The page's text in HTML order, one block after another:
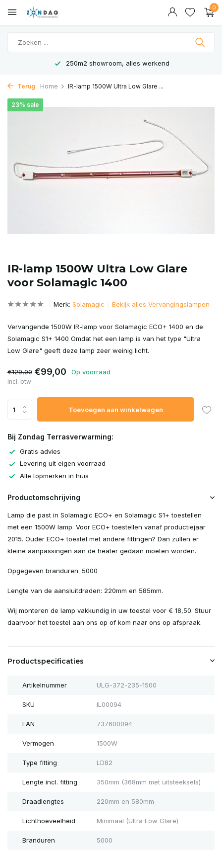
0
250m2 showroom, alles werkend
Terug Home IR-lamp 1500W Ultra Low Glare ...
IR-lamp 1500W Ultra Low Glare
voor Solamagic 1400
23% sale
Merk: Solamagic Bekijk alles Vervangingslampen
Vervangende 1500W IR-lamp voor Solamagic ECO+ 1400 en de
Solamagic S1+ 1400 Omdat het een lamp is van het type "Ultra
Low Glare" geeft deze lamp zeer weinig licht.
€129,00 €99,00 Op voorraad
Incl. btw
Toevoegen aan winkelwagen
Bij Zondag Terrasverwarming:
Gratis advies
Levering uit eigen voorraad
Alle topmerken in huis
Productomschrijving
Lamp die past in Solamagic ECO+ en Solamagic S1+ toestellen
met een 1500W lamp. Voor ECO+ toestellen vanaf productiejaar
2015. Ouder ECO+ toestel met andere fittingen? Dan zullen er
kleine aanpassingen aan de heater gedaan moeten worden.
Opgegeven branduren: 5000
Lengte van de aansluitdraden: 220mm en 585mm.
Wij monteren de lamp vakkundig in uw toestel voor € 18,50. Stuur
daarvoor het toestel aan ons op of kom naar ons op afspraak.
Productspecificaties
Artikelnummer ULG-372-235-1500
SKU IL00094
EAN 737600094
Vermogen 1500W
Type fitting LD82
Lengte incl. fitting 350mm (368mm met uitsteeksels)
Draadlengtes 220mm en 580mm
Lichthoeveelheid Minimaal (Ultra Low Glare)
Branduren 5000